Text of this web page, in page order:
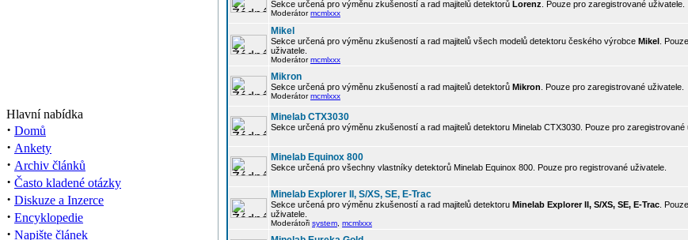
Hlavní nabídka
· Domů
· Ankety
· Archiv článků
· Často kladené otázky
· Diskuze a Inzerce
· Encyklopedie
· Napište článek
Sekce určená pro výměnu zkušeností a rad majitelů detektorů Lorenz . Pouze pro zaregistrované uživatele.
Moderátormcmlxxx
Mikel
Sekce určená pro výměnu zkušeností a rad majitelů všech modelů detektoru českého výrobce Mikel .
uživatele.
Moderátormcmlxxx
Mikron
Sekce určená pro výměnu zkušeností a rad majitelů detektorů Mikron . Pouze pro zaregistrované uživatele.
Moderátormcmlxxx
Minelab CTX3030
Sekce určená pro výměnu zkušeností a rad majitelů detektoru Minelab CTX3030. Pouze pro zaregistrované
Minelab Equinox 800
Sekce určená pro všechny vlastníky detektorů Minelab Equinox 800. Pouze pro registrované uživatele.
Minelab Explorer II, S/XS, SE, E-Trac
Sekce určená pro výměnu zkušeností a rad majitelů detektoru Minelab Explorer II, S/XS, SE, E-Trac .
uživatele.
Moderátoři system mcmlxxx